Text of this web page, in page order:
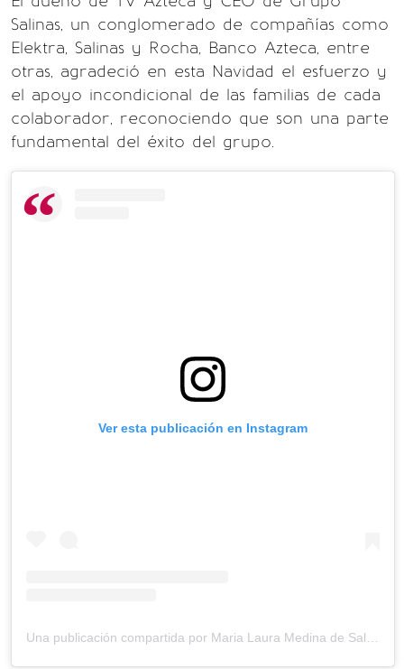
Salinas, un conglomerado de compañías como
Elektra, Salinas y Rocha, Banco Azteca, entre
otras, agradeció en esta Navidad el esfuerzo y
el apoyo incondicional de las familias de cada
colaborador, reconociendo que son una parte
fundamental del éxito del grupo.
Ver esta publicación en Instagram
Una publicación compartida por Maria Laura Medina de Salinas (@marialauramedinadesalinas)